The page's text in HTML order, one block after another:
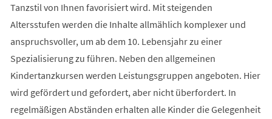
Tanzstil von Ihnen favorisiert wird. Mit steigenden
Altersstufen werden die Inhalte allmählich komplexer und
anspruchsvoller, um ab dem 10. Lebensjahr zu einer
Spezialisierung zu führen. Neben den allgemeinen
Kindertanzkursen werden Leistungsgruppen angeboten. Hier
wird gefördert und gefordert, aber nicht überfordert. In
regelmäßigen Abständen erhalten alle Kinder die Gelegenheit